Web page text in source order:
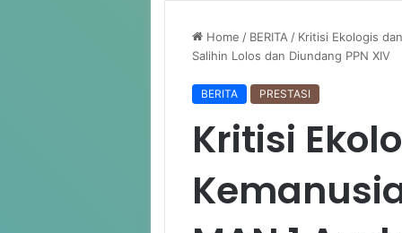
Home / BERITA / Kritisi Ekologis
Salihin Lolos dan Diundang PPN XIV
BERITA PRESTASI
Kritisi